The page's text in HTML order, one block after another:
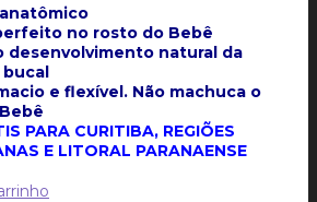
no rosto do Bebê
desenvolvimento natural da
bucal
e flexível. Não machuca o
PARA CURITIBA, REGIÕES
E LITORAL PARANAENSE